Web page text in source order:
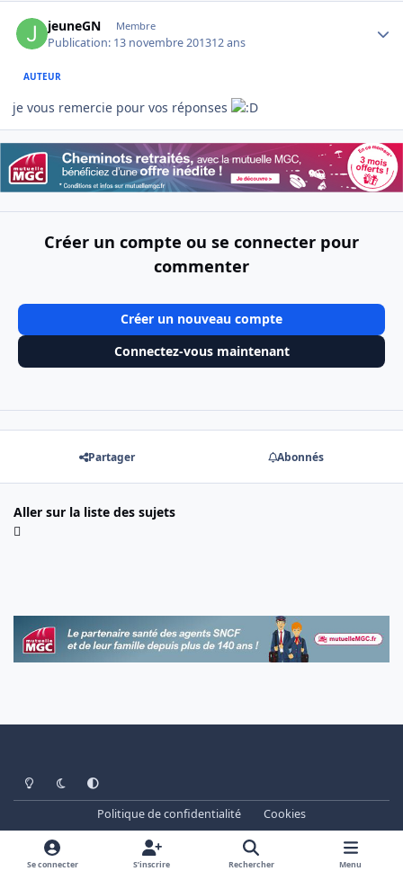
jeuneGN Membre
Publication: 13 novembre 201312 ans
AUTEUR
je vous remercie pour vos réponses
Créer un compte ou se connecter pour
commenter
Créer un nouveau compte
Connectez-vous maintenant
Partager Abonnés
Aller sur la liste des sujets
Light ModeDark ModeSystem Preference
Politique de confidentialité
Cookies
www.cheminots.net - Forum Libre depuis 2003
Powered by
Invision Community
Se connecter S’inscrire Rechercher Menu